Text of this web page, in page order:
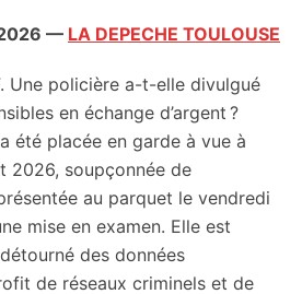
— LA DEPECHE TOULOUSE
Une policière a-t-elle divulgué
en échange d’argent ?
été placée en garde à vue à
2026, soupçonnée de
au parquet le vendredi
mise en examen. Elle est
des données
de réseaux criminels et de